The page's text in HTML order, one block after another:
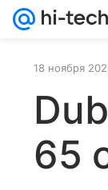
18 ноября
65